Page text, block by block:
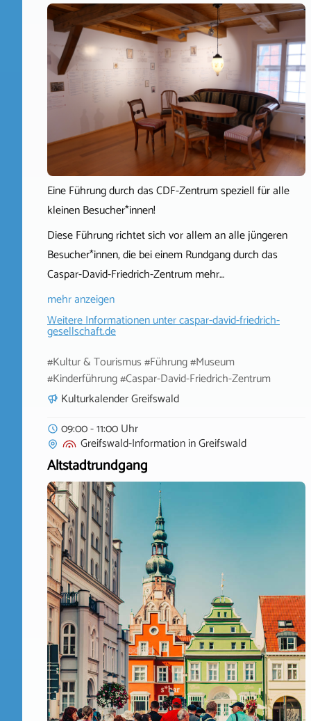
Eine Führung durch das CDF-Zentrum speziell für alle
kleinen Besucher*innen!
Diese Führung richtet sich vor allem an alle jüngeren
Besucher*innen, die bei einem Rundgang durch das
Caspar-David-Friedrich-Zentrum mehr…
mehr anzeigen
Weitere Informationen untercaspar-david-friedrich-
gesellschaft.de
#Kultur & Tourismus #Führung #Museum
#Kinderführung #Caspar-David-Friedrich-Zentrum
Kulturkalender Greifswald
09:00 - 11:00 Uhr
Greifswald-InformationinGreifswald
Altstadtrundgang